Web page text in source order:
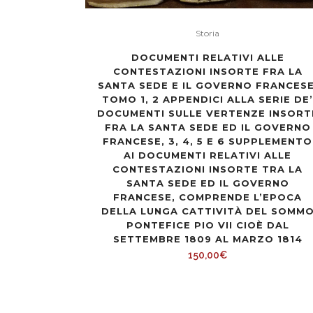
Storia
DOCUMENTI RELATIVI ALLE
CONTESTAZIONI INSORTE FRA LA
SANTA SEDE E IL GOVERNO
TOMO 1, 2 APPENDICI ALLA SERIE DE’
DOCUMENTI SULLE VERTENZE
FRA LA SANTA SEDE ED IL GOVERNO
FRANCESE, 3, 4, 5 E 6 SUPPLEMENTO
AI DOCUMENTI RELATIVI ALLE
CONTESTAZIONI INSORTE TRA LA
SANTA SEDE ED IL GOVERNO
FRANCESE, COMPRENDE L’EPOCA
DELLA LUNGA CATTIVITÀ DEL SOMMO
PONTEFICE PIO VII CIOÈ DAL
SETTEMBRE 1809 AL MARZO 1814
150,00€